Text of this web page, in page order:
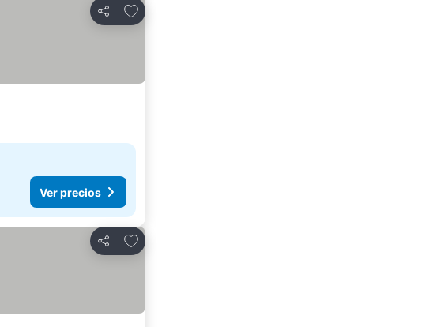
Compartir
Agregar a favoritos
Ver precios
Compartir
Agregar a favoritos